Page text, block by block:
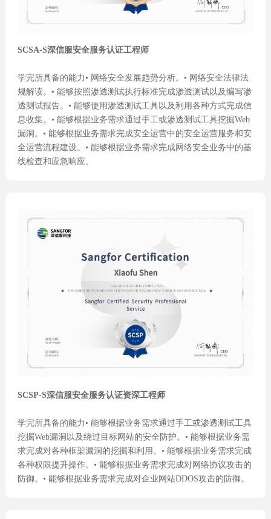
SCSA-S深信服安全服务认证工程师
学完所具备的能力• 网络安全发展趋势分析。• 网络安全法律法
规解读。• 能够按照渗透测试执行标准完成渗透测试以及编写渗
透测试报告。• 能够使用渗透测试工具以及利用各种方式完成信
息收集。• 能够根据业务需求通过手工或渗透测试工具挖掘Web
漏洞。• 能够根据业务需求完成安全运营中的安全运营服务和安
全运营流程建设。• 能够根据业务需求完成网络安全业务中的基
线检查和应急响应。
SCSP-S深信服安全服务认证资深工程师
学完所具备的能力• 能够根据业务需求通过手工或渗透测试工具
挖掘Web漏洞以及绕过目标网站的安全防护。• 能够根据业务需
求完成对各种框架漏洞的挖掘和利用。• 能够根据业务需求完成
各种权限提升操作。• 能够根据业务需求完成对网络协议攻击的
防御。• 能够根据业务需求完成对企业网站DDOS攻击的防御。